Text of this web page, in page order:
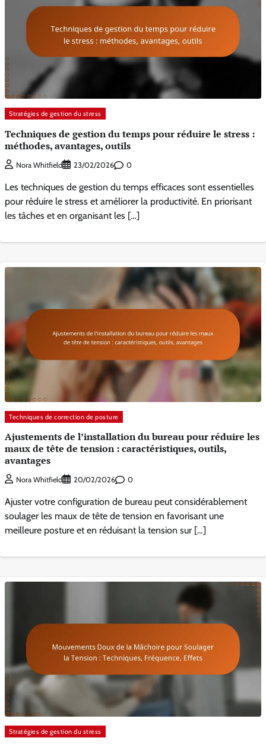
Stratégies de gestion du stress
Techniques de gestion du temps pour réduire le stress :
méthodes, avantages, outils
Nora Whitfield 23/02/2026 0
Les techniques de gestion du temps efficaces sont essentielles
pour réduire le stress et améliorer la productivité. En priorisant
les tâches et en organisant les […]
Techniques de correction de posture
Ajustements de l’installation du bureau pour réduire les
maux de tête de tension : caractéristiques, outils,
avantages
Nora Whitfield 20/02/2026 0
Ajuster votre configuration de bureau peut considérablement
soulager les maux de tête de tension en favorisant une
meilleure posture et en réduisant la tension sur […]
Stratégies de gestion du stress